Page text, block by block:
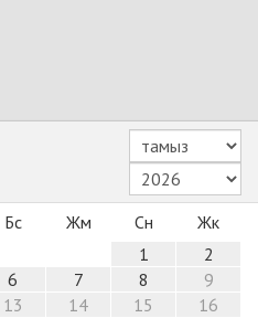
Бс Жм Сн
Жк
1
2
6 7 8
9
13 14 15
16